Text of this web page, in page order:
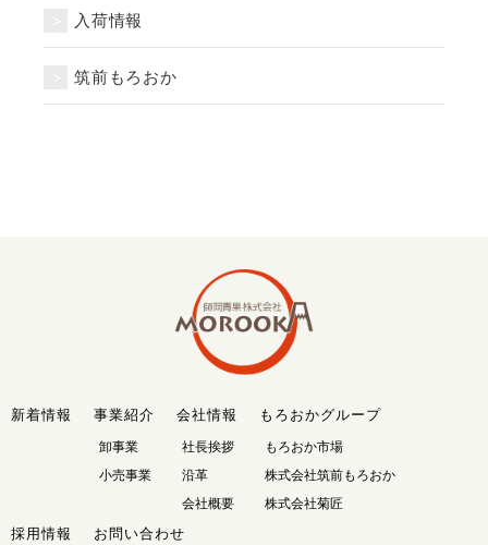
入荷情報
筑前もろおか
新着情報 事業紹介
卸事業
小売事業
会社情報
社長挨拶
沿革
会社概要
もろおかグループ
もろおか市場
株式会社筑前もろおか
株式会社菊匠
採用情報 お問い合わせ